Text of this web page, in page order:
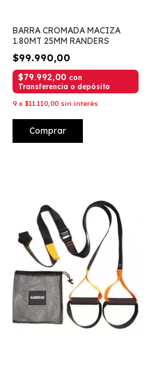
BARRA CROMADA MACIZA
1.80MT 25MM RANDERS
$99.990,00
$79.992,00 con
Transferencia o depósito
9 x $11.110,00 sin interés
Comprar